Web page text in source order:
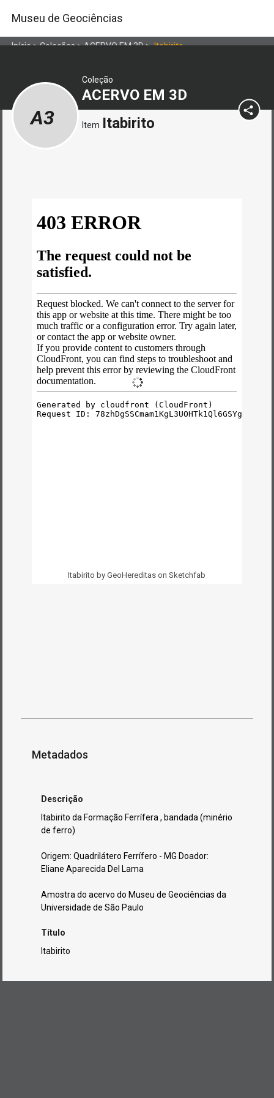
Museu de Geociências
Início>Coleções>ACERVO EM 3D>Itabirito
Coleção
ACERVO EM 3D
A3 Item Itabirito
Itabirito by GeoHereditas on Sketchfab
Metadados
Descrição
Itabirito da Formação Ferrífera , bandada (minério
de ferro)
Origem: Quadrilátero Ferrífero - MG Doador:
Eliane Aparecida Del Lama
Amostra do acervo do Museu de Geociências da
Universidade de São Paulo
Título
Itabirito